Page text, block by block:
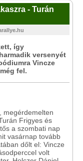
- Turán
így
versenyét
Vincze
fel.
megérdemelten
Frigyes és
a szombati nap
vasárnap tovább
dőlt el: Vincze
volt